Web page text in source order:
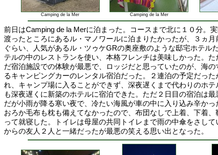
Camping de la Mer Camping de la Mer
前日はCamping de la Merに泊まった。コースまで北に１０分。
渡ったところにあるル・マノワールに泊まりたかったが、３ヵ
ぐらい、人気があるル・ツゥケGRの奥座敷のような邸宅ホテル
テルの中のレストランを使い、本格フレンチは美味しかった。
だ宿泊施設での体験が最悪で、ロッジだと思っていたのが、海
るキャンピングカーのレンタル宿泊だった。２連泊の予定だっ
れ、キャンプ場に入ることができず、深夜遅くまで代わりのホ
も深夜遅くに新築のホテルに宿泊できた。ただ２日目の宿泊は
だが小雨が降る寒い夜で、冷たい海風が車の中に入り込み辛か
おろか毛布も枕も備えてなかったので、布団なしで上着、下着
って就寝した。トイレは母屋の共同トイレまで雨の中傘をさし
からの友人２人と一緒だったが最悪の笑える思い出となった。